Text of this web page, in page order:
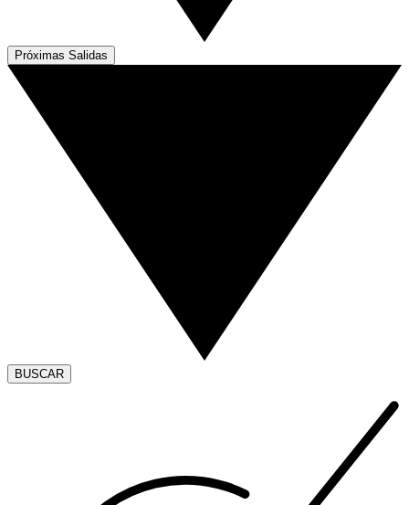
Próximas Salidas
BUSCAR